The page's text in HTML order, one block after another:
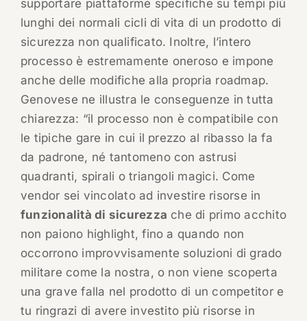
supportare piattaforme specifiche su tempi più
lunghi dei normali cicli di vita di un prodotto di
sicurezza non qualificato. Inoltre, l’intero
processo è estremamente oneroso e impone
anche delle modifiche alla propria roadmap.
Genovese ne illustra le conseguenze in tutta
chiarezza: “il processo non è compatibile con
le tipiche gare in cui il prezzo al ribasso la fa
da padrone, né tantomeno con astrusi
quadranti, spirali o triangoli magici. Come
vendor sei vincolato ad investire risorse in
funzionalità di sicurezza che di primo acchito
non paiono highlight, fino a quando non
occorrono improvvisamente soluzioni di grado
militare come la nostra, o non viene scoperta
una grave falla nel prodotto di un competitor e
tu ringrazi di avere investito più risorse in